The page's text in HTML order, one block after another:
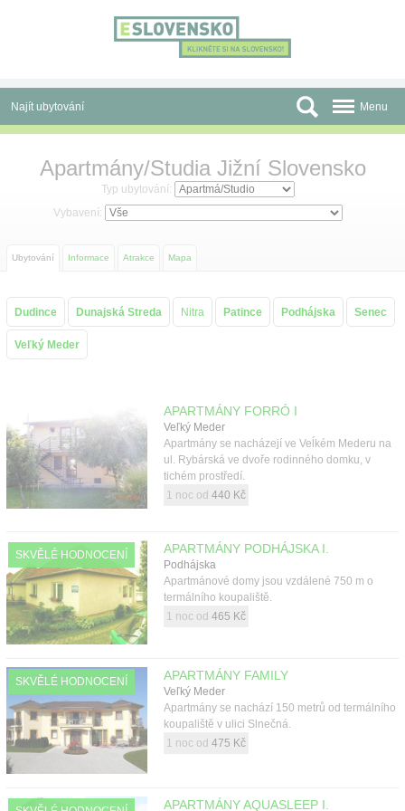
Najít ubytování
Slevy a Last Minute
Skupiny a konference
Před cestou
Atrakce
Menu
Apartmány/Studia Jižní Slovensko
Typ ubytování:
Vybavení:
Ubytování Informace Atrakce Mapa
Dudince Dunajská Streda Nitra Patince Podhájska Senec
Veľký Meder
APARTMÁNY FORRÓ I
Veľký Meder
Apartmány se nacházejí ve Veĺkém Mederu na
ul. Rybárská ve dvoře rodinného domku, v
tichém prostředí.
1 noc od 440 Kč
SKVĚLÉ HODNOCENÍ APARTMÁNY PODHÁJSKA I.
Podhájska
Apartmánové domy jsou vzdálené 750 m o
termálního koupaliště.
1 noc od 465 Kč
SKVĚLÉ HODNOCENÍ APARTMÁNY FAMILY
Veľký Meder
Apartmány se nachází 150 metrů od termálního
koupaliště v ulici Slnečná.
1 noc od 475 Kč
APARTMÁNY AQUASLEEP I.